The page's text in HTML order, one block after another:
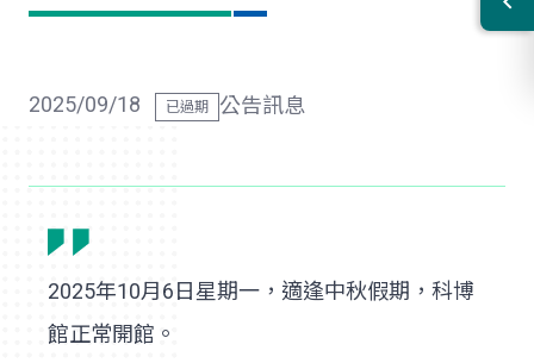
2025/09/18 公告訊息
2025年10月6日星期一，適逢中秋假期，科博
館正常開館。